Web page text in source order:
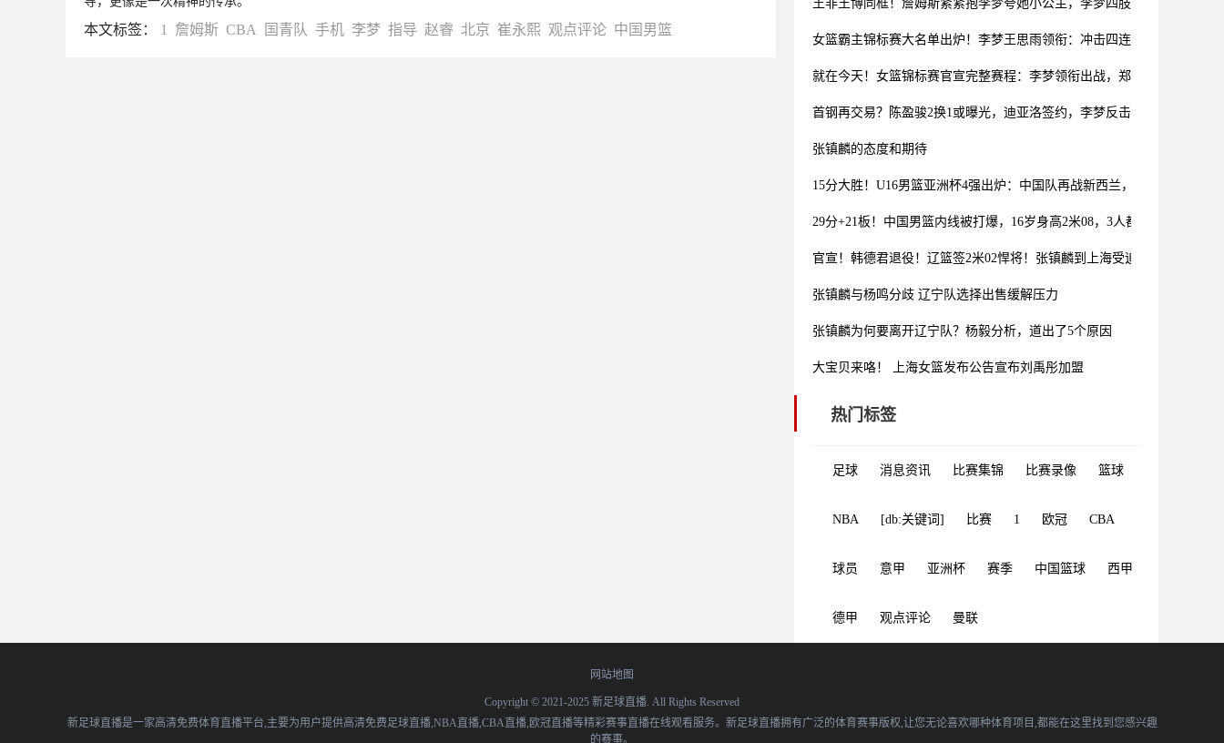
本文标签： 1 詹姆斯 CBA 国青队 手机 李梦 指导 赵睿 北京 崔永熙 观点评论 中国男篮
王非王博同框！詹姆斯紧紧抱李梦夸她小公主，李梦四肢比王博还粗
女篮霸主锦标赛大名单出炉！李梦王思雨领衔：冲击四连冠稳了？
就在今天！女篮锦标赛官宣完整赛程：李梦领衔出战，郑薇带队迎战
首钢再交易？陈盈骏2换1或曝光，迪亚洛签约，李梦反击宫鲁鸣
张镇麟的态度和期待
15分大胜！U16男篮亚洲杯4强出炉：中国队再战新西兰，夺冠真有戏
29分+21板！中国男篮内线被打爆，16岁身高2米08，3人都防不住啊
官宣！韩德君退役！辽篮签2米02悍将！张镇麟到上海受追捧要签名
张镇麟与杨鸣分歧 辽宁队选择出售缓解压力
张镇麟为何要离开辽宁队？杨毅分析，道出了5个原因
大宝贝来咯！ 上海女篮发布公告宣布刘禹彤加盟
热门标签
足球 消息资讯 比赛集锦 比赛录像 篮球
NBA [db:关键词] 比赛 1 欧冠 CBA
球员 意甲 亚洲杯 赛季 中国篮球 西甲
德甲 观点评论 曼联
网站地图
Copyright © 2021-2025 新足球直播. All Rights Reserved
新足球直播是一家高清免费体育直播平台,主要为用户提供高清免费足球直播,NBA直播,CBA直播,欧冠直播等精彩赛事直播在线观看服务。新足球直播拥有广泛的体育赛事版权,让您无论喜欢哪种体育项目,都能在这里找到您感兴趣
的赛事。